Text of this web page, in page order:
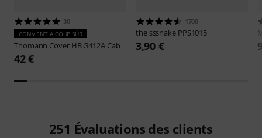
30
CONVIENT À COUP SÛR
Thomann Cover HB G412A Cab
42 €
1700
the sssnake PPS1015
3,90 €
251 Évaluations des clients